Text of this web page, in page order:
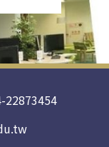
22873454